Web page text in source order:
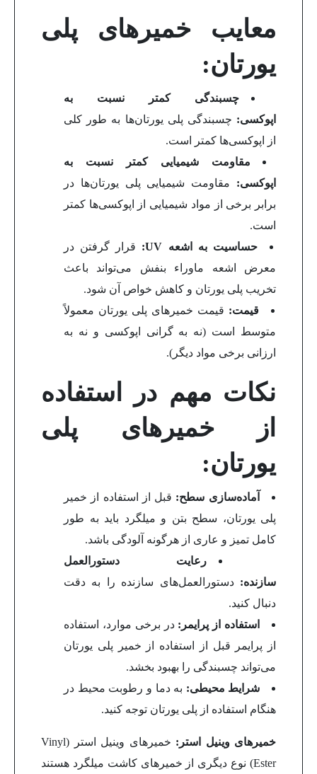
معایب خمیرهای پلی
یورتان:
چسبندگی کمتر نسبت به
اپوکسی: چسبندگی پلی یورتان‌ها به طور کلی
از اپوکسی‌ها کمتر است.
مقاومت شیمیایی کمتر نسبت به
اپوکسی: مقاومت شیمیایی پلی یورتان‌ها در
برابر برخی از مواد شیمیایی از اپوکسی‌ها کمتر
است.
حساسیت به اشعه UV
: قرار گرفتن در
معرض اشعه ماوراء بنفش می‌تواند باعث
تخریب پلی یورتان و کاهش خواص آن شود.
قیمت: قیمت خمیرهای پلی یورتان معمولاً
متوسط است (نه به گرانی اپوکسی و نه به
ارزانی برخی مواد دیگر).
نکات مهم در استفاده
از خمیرهای پلی
یورتان:
آماده‌سازی سطح: قبل از استفاده از خمیر
پلی یورتان، سطح بتن و میلگرد باید به طور
کامل تمیز و عاری از هرگونه آلودگی باشد.
رعایت دستورالعمل
سازنده: دستورالعمل‌های سازنده را به دقت
دنبال کنید.
استفاده از پرایمر: در برخی موارد، استفاده
از پرایمر قبل از استفاده از خمیر پلی یورتان
می‌تواند چسبندگی را بهبود بخشد.
شرایط محیطی: به دما و رطوبت محیط در
هنگام استفاده از پلی یورتان توجه کنید.
خمیرهای وینیل استر:
خمیرهای وینیل استر (Vinyl
Ester) نوع دیگری از خمیرهای کاشت میلگرد هستند